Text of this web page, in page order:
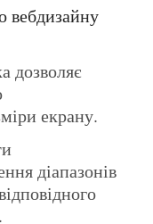
дозволяє
екрану.
діапазонів